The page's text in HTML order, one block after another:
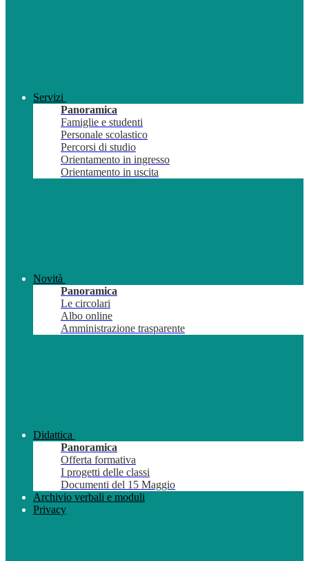
Servizi
Panoramica
Famiglie e studenti
Personale scolastico
Percorsi di studio
Orientamento in ingresso
Orientamento in uscita
Novità
Panoramica
Le circolari
Albo online
Amministrazione trasparente
Didattica
Panoramica
Offerta formativa
I progetti delle classi
Documenti del 15 Maggio
Archivio verbali e moduli
Privacy